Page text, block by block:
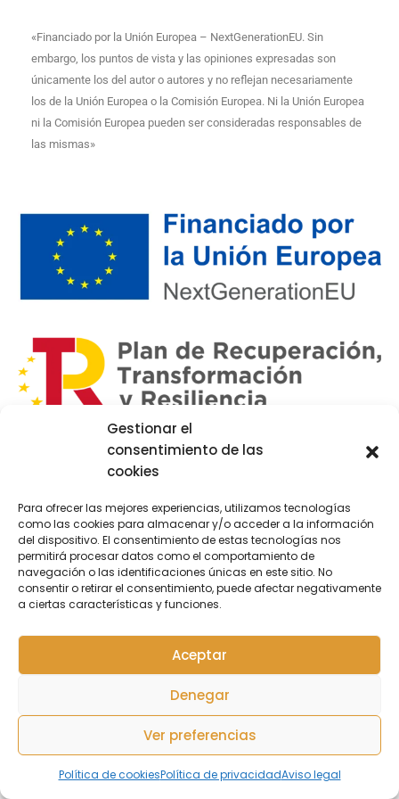
Gestionar el
consentimiento de las
cookies
Para ofrecer las mejores experiencias, utilizamos tecnologías
como las cookies para almacenar y/o acceder a la información
del dispositivo. El consentimiento de estas tecnologías nos
permitirá procesar datos como el comportamiento de
navegación o las identificaciones únicas en este sitio. No
consentir o retirar el consentimiento, puede afectar negativamente
a ciertas características y funciones.
Aceptar
Denegar
Ver preferencias
Política de cookiesPolítica de privacidadAviso legal
«Financiado por la Unión Europea – NextGenerationEU. Sin
embargo, los puntos de vista y las opiniones expresadas son
únicamente los del autor o autores y no reflejan necesariamente
los de la Unión Europea o la Comisión Europea. Ni la Unión Europea
ni la Comisión Europea pueden ser consideradas responsables de
las mismas»